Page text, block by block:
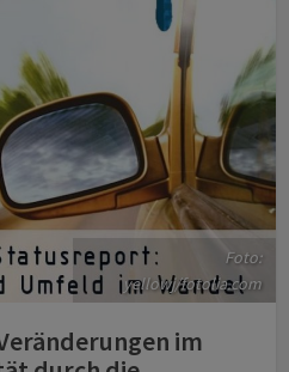
Foto:
yellowj/fotolia.com
im